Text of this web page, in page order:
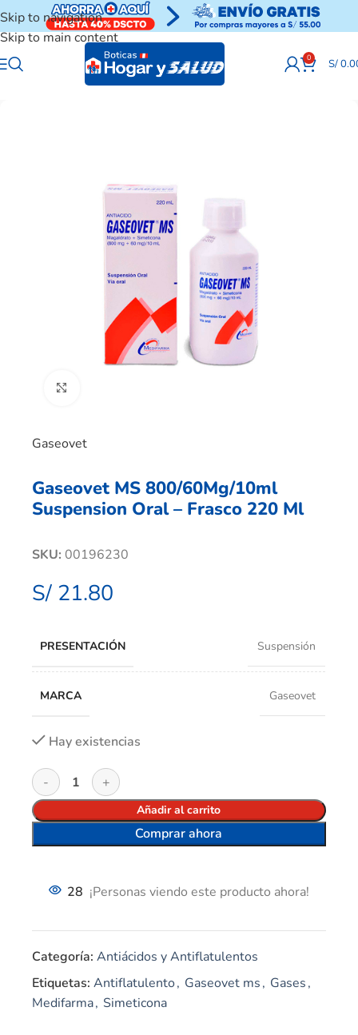
Skip to navigation
Skip to main content
0 S/
Gaseovet
Gaseovet MS 800/60Mg/10ml
Suspension Oral – Frasco 220 Ml
SKU: 00196230
S/ 21.80
PRESENTACIÓN Suspensión
MARCA Gaseovet
Hay existencias
Añadir al carrito
Comprar ahora
28 ¡Personas viendo este producto ahora!
Categoría: Antiácidos y Antiflatulentos
Etiquetas: Antiflatulento, Gaseovet ms, Gases,
Medifarma, Simeticona